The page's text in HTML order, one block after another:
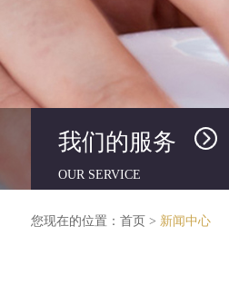
我们的服务
OUR SERVICE
您现在的位置： 首页 > 新闻中心